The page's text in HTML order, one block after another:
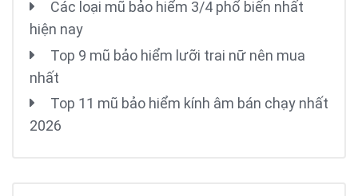
Các loại mũ bảo hiểm 3/4 phổ biến nhất
hiện nay
Top 9 mũ bảo hiểm lưỡi trai nữ nên mua
nhất
Top 11 mũ bảo hiểm kính âm bán chạy nhất
2026